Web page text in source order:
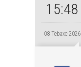
15:48
08 Tebaxe 2026